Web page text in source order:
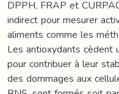
DPPH, FRAP et
indirect pour mesurer
aliments comme les
Les antioxydants cèdent
pour contribuer à leur
des dommages aux